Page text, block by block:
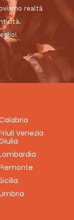
realtà
Venezia